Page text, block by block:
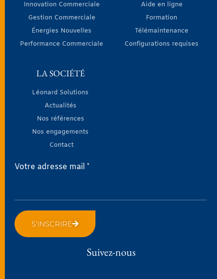
Innovation Commerciale
Gestion Commerciale
Énergies Nouvelles
Performance Commerciale
Aide en ligne
Formation
Télémaintenance
Configurations requises
LA SOCIÉTÉ
Léonard Solutions
Actualités
Nos références
Nos engagements
Contact
Votre adresse mail *
S'INSCRIRE
Suivez-nous